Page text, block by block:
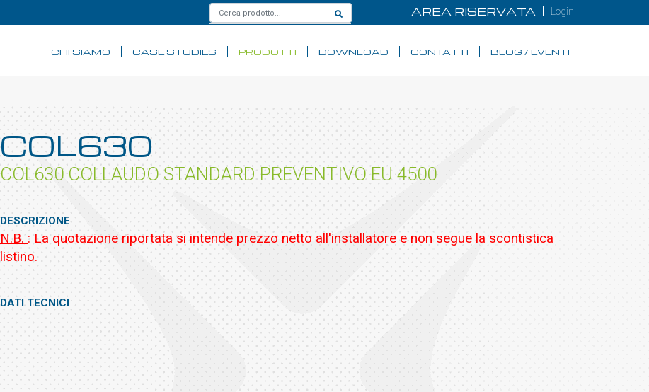
AREA RISERVATA Login
CHI SIAMO CASE STUDIES PRODOTTI DOWNLOAD CONTATTI BLOG / EVENTI
COL630
COL630 COLLAUDO STANDARD PREVENTIVO EU 4500
DESCRIZIONE
N.B. : La quotazione riportata si intende prezzo netto all'installatore e non segue la scontistica
listino.
DATI TECNICI